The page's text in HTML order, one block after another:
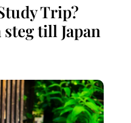
Trip?
till Japan